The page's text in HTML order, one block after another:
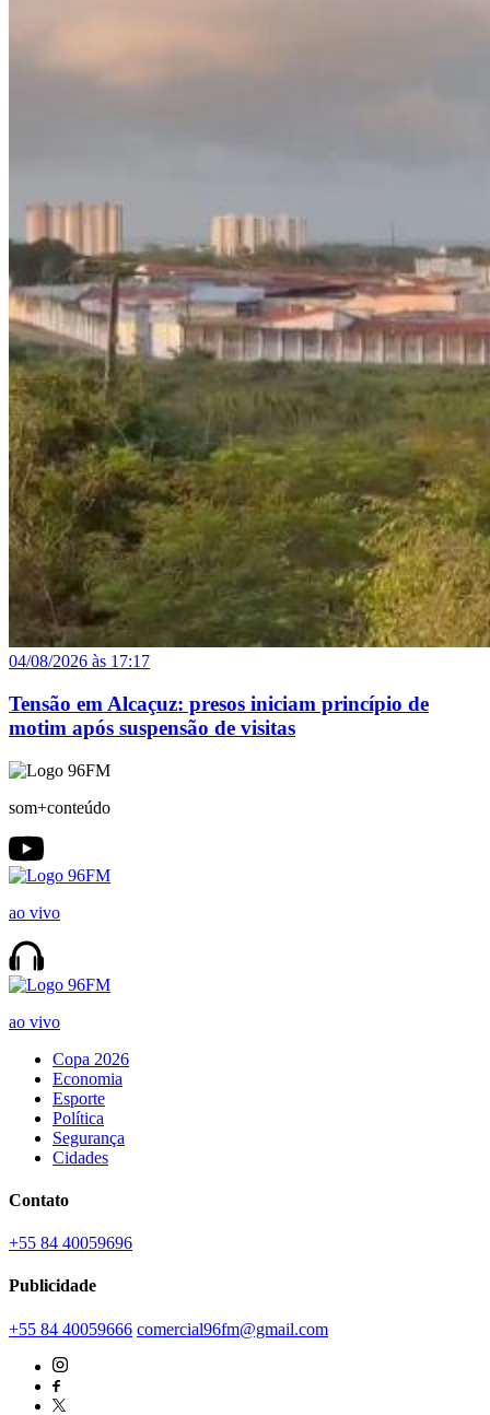
04/08/2026 às 17:17
Tensão em Alcaçuz: presos iniciam princípio de
motim após suspensão de visitas
som+conteúdo
ao vivo
ao vivo
Copa 2026
Economia
Esporte
Política
Segurança
Cidades
Contato
+55 84 40059696
Publicidade
+55 84 40059666 comercial96fm@gmail.com